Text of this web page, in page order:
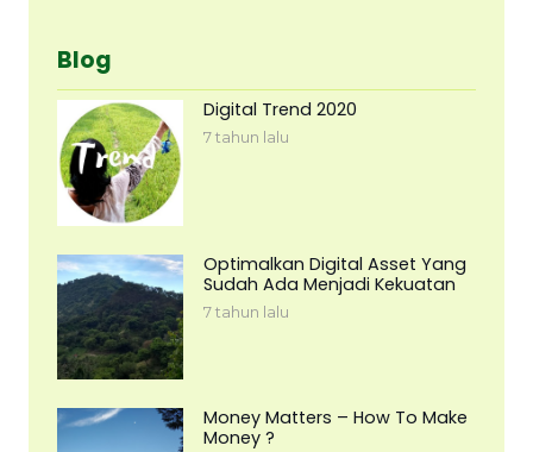
Blog
Digital Trend 2020
7 tahun lalu
Optimalkan Digital Asset Yang
Sudah Ada Menjadi Kekuatan
7 tahun lalu
Money Matters – How To Make
Money ?